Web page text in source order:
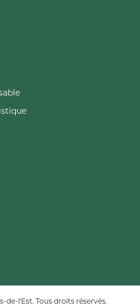
de-l'Est. Tous droits réservés.